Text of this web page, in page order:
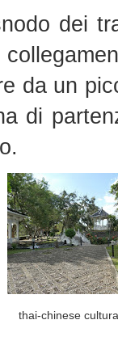
dei
da un
di
thai-chinese